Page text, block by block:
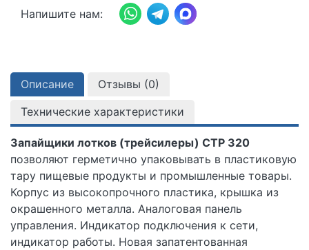
Напишите нам:
Описание Отзывы (0)
Технические характеристики
Запайщики лотков (трейсилеры) CTP 320
позволяют герметично упаковывать в пластиковую
тару пищевые продукты и промышленные товары.
Корпус из высокопрочного пластика, крышка из
окрашенного металла. Аналоговая панель
управления. Индикатор подключения к сети,
индикатор работы. Новая запатентованная